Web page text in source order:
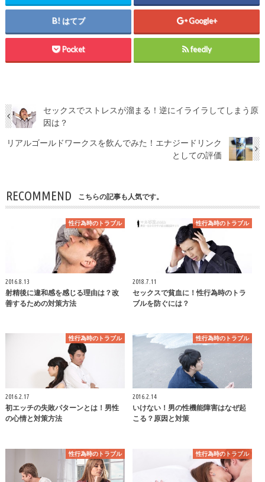
はてブ Google+
Pocket feedly
セックスでストレスが溜まる！逆にイライラしてしまう原
因は？
リアルゴールドワークスを飲んでみた！エナジードリンク
としての評価
RECOMMEND こちらの記事も人気です。
性行為時のトラブル
2016.8.13
射精後に違和感を感じる理由は？改
善するための対策方法
性行為時のトラブル
2018.7.11
セックスで貧血に！性行為時のトラ
ブルを防ぐには？
性行為時のトラブル
2016.2.17
初エッチの失敗パターンとは！男性
の心情と対策方法
性行為時のトラブル
2016.2.14
いけない！男の性機能障害はなぜ起
こる？原因と対策
性行為時のトラブル 性行為時のトラブル